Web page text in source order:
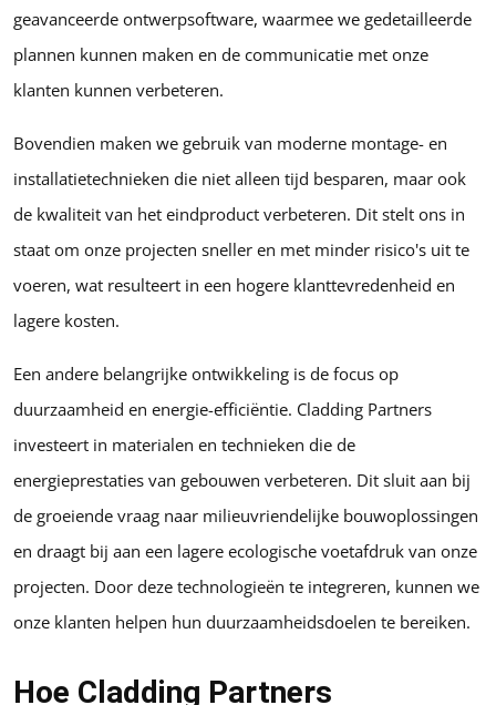
geavanceerde ontwerpsoftware, waarmee we gedetailleerde
plannen kunnen maken en de communicatie met onze
klanten kunnen verbeteren.
Bovendien maken we gebruik van moderne montage- en
installatietechnieken die niet alleen tijd besparen, maar ook
de kwaliteit van het eindproduct verbeteren. Dit stelt ons in
staat om onze projecten sneller en met minder risico's uit te
voeren, wat resulteert in een hogere klanttevredenheid en
lagere kosten.
Een andere belangrijke ontwikkeling is de focus op
duurzaamheid en energie-efficiëntie. Cladding Partners
investeert in materialen en technieken die de
energieprestaties van gebouwen verbeteren. Dit sluit aan bij
de groeiende vraag naar milieuvriendelijke bouwoplossingen
en draagt bij aan een lagere ecologische voetafdruk van onze
projecten. Door deze technologieën te integreren, kunnen we
onze klanten helpen hun duurzaamheidsdoelen te bereiken.
Hoe Cladding Partners